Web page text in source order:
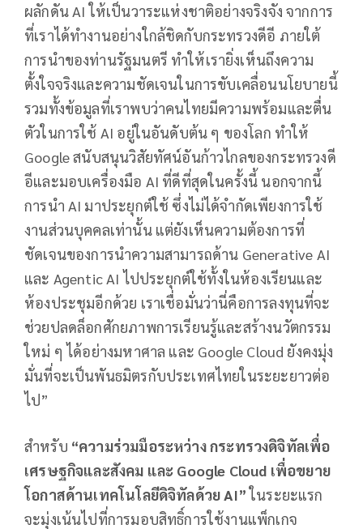
ผลักดัน AI ให้เป็นวาระแห่งชาติอย่างจริงจัง จากการ
ที่เราได้ทำงานอย่างใกล้ชิดกับกระทรวงดีอี ภายใต้
การนำของท่านรัฐมนตรี ทำให้เรายิ่งเห็นถึงความ
ตั้งใจจริงและความชัดเจนในการขับเคลื่อนนโยบายนี้
รวมทั้งข้อมูลที่เราพบว่าคนไทยมีความพร้อมและตื่น
ตัวในการใช้ AI อยู่ในอันดับต้น ๆ ของโลก ทำให้
Google สนับสนุนวิสัยทัศน์อันก้าวไกลของกระทรวงดี
อีและมอบเครื่องมือ AI ที่ดีที่สุดในครั้งนี้ นอกจากนี้
การนำ AI มาประยุกต์ใช้ ซึ่งไม่ได้จำกัดเพียงการใช้
งานส่วนบุคคลเท่านั้น แต่ยังเห็นความต้องการที่
ชัดเจนของการนำความสามารถด้าน Generative AI
และ Agentic AI ไปประยุกต์ใช้ทั้งในห้องเรียนและ
ห้องประชุมอีกด้วย เราเชื่อมั่นว่านี่คือการลงทุนที่จะ
ช่วยปลดล็อกศักยภาพการเรียนรู้และสร้างนวัตกรรม
ใหม่ ๆ ได้อย่างมหาศาล และ Google Cloud ยังคงมุ่ง
มั่นที่จะเป็นพันธมิตรกับประเทศไทยในระยะยาวต่อ
ไป”
สำหรับ “ความร่วมมือระหว่าง กระทรวงดิจิทัลเพื่อ
เศรษฐกิจและสังคม และ Google Cloud เพื่อขยาย
โอกาสด้านเทคโนโลยีดิจิทัลด้วย AI”ในระยะแรก
จะมุ่งเน้นไปที่การมอบสิทธิ์การใช้งานแพ็กเกจ